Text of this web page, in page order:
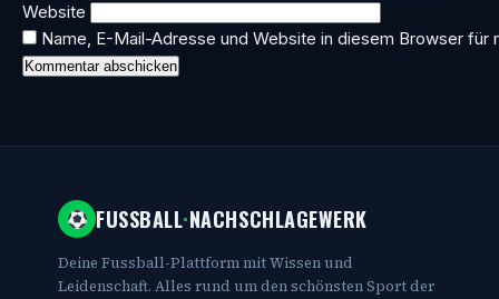
Website
Name, E-Mail-Adresse und Website in diesem Browser für
FUSSBALL·NACHSCHLAGEWERK
Deine Fussball-Plattform mit Wissen und
Leidenschaft. Alles rund um den schönsten Sport der